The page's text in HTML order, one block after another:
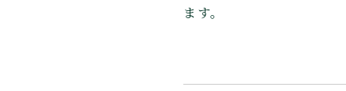
ます。